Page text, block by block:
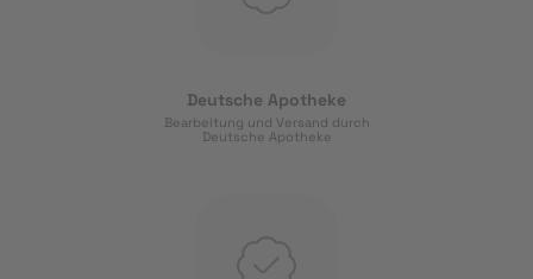
Deutsche Apotheke
Bearbeitung und Versand durch
Deutsche Apotheke